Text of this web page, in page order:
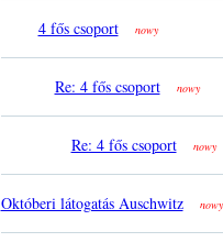
4 fős csoport nowy
Re: 4 fős csoport nowy
Re: 4 fős csoport nowy
Októberi látogatás Auschwitz nowy